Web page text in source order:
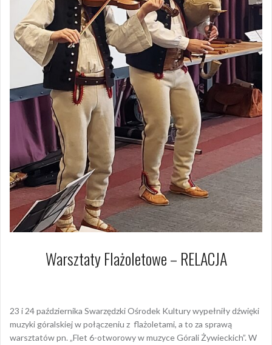
Warsztaty Flażoletowe – RELACJA
23 i 24 października Swarzędzki Ośrodek Kultury wypełniły dźwięki
muzyki góralskiej w połączeniu z flażoletami, a to za sprawą
warsztatów pn. „Flet 6-otworowy w muzyce Górali Żywieckich”. W